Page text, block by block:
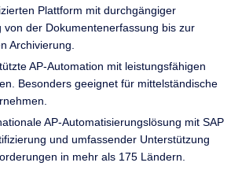
Plattform mit durchgängiger
von der Dokumentenerfassung bis zur
Archivierung.
AP-Automation mit leistungsfähigen
Besonders geeignet für mittelständische
AP-Automatisierungslösung mit SAP
und umfassender Unterstützung
in mehr als 175 Ländern.